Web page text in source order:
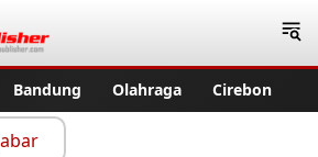
Bandung Olahraga Cirebon